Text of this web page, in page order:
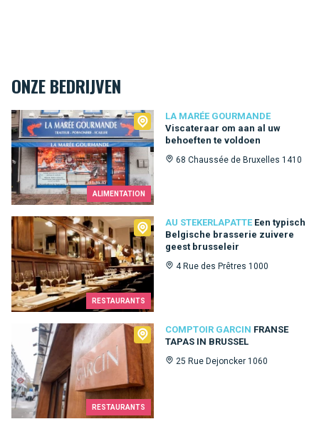
ONZE BEDRIJVEN
ALIMENTATION
LA MARÉE GOURMANDE
Viscateraar om aan al uw
behoeften te voldoen
68 Chaussée de Bruxelles 1410
La Marée Gourmande
RESTAURANTS
AU STEKERLAPATTE Een typisch
Belgische brasserie zuivere
geest brusseleir
4 Rue des Prêtres 1000
Au Stekerlapatte
RESTAURANTS
COMPTOIR GARCIN FRANSE
TAPAS IN BRUSSEL
25 Rue Dejoncker 1060
Comptoir Garcin